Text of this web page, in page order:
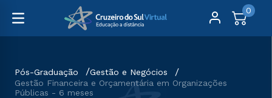
0
Pós-Graduação
Gestão e Negócios
Gestão Financeira e Orçamentária em Organizações
Públicas - 6 meses